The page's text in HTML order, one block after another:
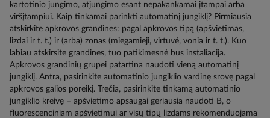
kartotinio jungimo, atjungimo esant nepakankamai įtampai arba
viršįtampiui. Kaip tinkamai parinkti automatinį jungiklį? Pirmiausia
atskirkite apkrovos grandines: pagal apkrovos tipą (apšvietimas,
lizdai ir t. t.) ir (arba) zonas (miegamieji, virtuvė, vonia ir t. t.). Kuo
labiau atskirsite grandines, tuo patikimesnė bus instaliacija.
Apkrovos grandinių grupei patartina naudoti vieną automatinį
jungiklį. Antra, pasirinkite automatinio jungiklio vardinę srovę pagal
apkrovos galios poreikį. Trečia, pasirinkite tinkamą automatinio
jungiklio kreivę – apšvietimo apsaugai geriausia naudoti B, o
fluorescenciniam apšvietimui ar visų tipų lizdams rekomenduojama